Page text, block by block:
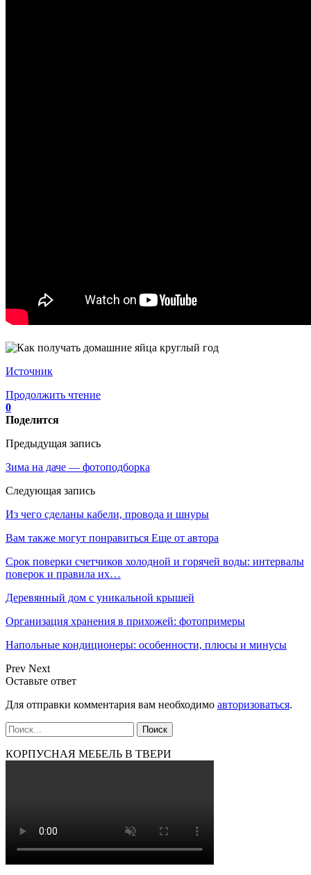
Источник
Продолжить чтение
0
Поделится
Предыдущая запись
Зима на даче — фотоподборка
Следующая запись
Из чего сделаны кабели, провода и шнуры
Вам также могут понравиться Еще от автора
Срок поверки счетчиков холодной и горячей воды: интервалы
поверок и правила их…
Деревянный дом с уникальной крышей
Организация хранения в прихожей: фотопримеры
Напольные кондиционеры: особенности, плюсы и минусы
Prev Next
Оставьте ответ
Для отправки комментария вам необходимо авторизоваться.
КОРПУСНАЯ МЕБЕЛЬ В ТВЕРИ